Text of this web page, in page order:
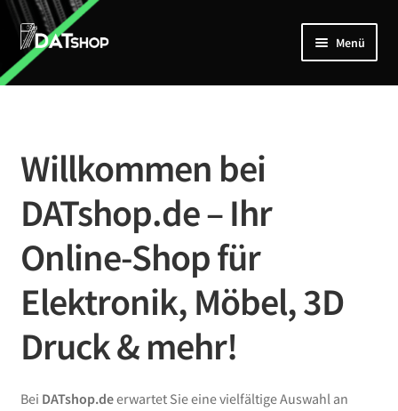
Zur
Navigation
springen
Zum
Inhalt
springen
Menü
Home
Mein Account
Kontakt
Willkommen bei
DATshop.de – Ihr
Online-Shop für
Elektronik, Möbel, 3D
Druck & mehr!
Bei DATshop.deerwartet Sie eine vielfältige Auswahl an